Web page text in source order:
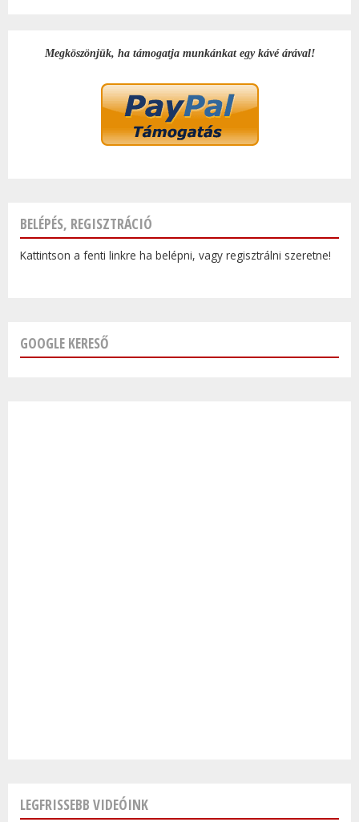
Megköszönjük, ha támogatja munkánkat egy kávé árával!
BELÉPÉS, REGISZTRÁCIÓ
Kattintson a fenti linkre ha belépni, vagy regisztrálni szeretne!
GOOGLE KERESŐ
LEGFRISSEBB VIDEÓINK